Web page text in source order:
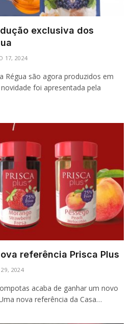
exclusiva dos
17, 2024
Régua são agora produzidos em
foi apresentada pela
referência Prisca Plus
2024
acaba de ganhar um novo
nova referência da Casa…